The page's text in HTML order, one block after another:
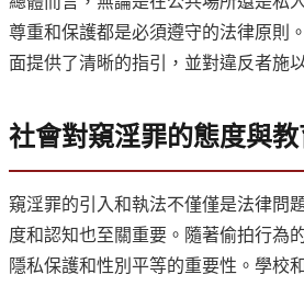
尊重和保護都是必須遵守的法律原則
面提供了清晰的指引，並對違反者施
社會對窺淫罪的態度與教
窺淫罪的引入和執法不僅僅是法律問
度和認知也至關重要。隨著偷拍行為
隱私保護和性別平等的重要性。學校